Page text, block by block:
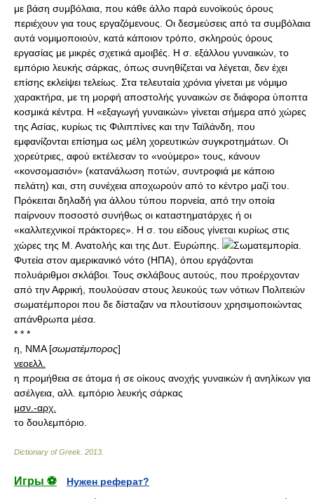
με βάση συμβόλαια, που κάθε άλλο παρά ευνοϊκούς όρους
περιέχουν για τους εργαζόμενους. Οι δεσμεύσεις από τα συμβόλαια
αυτά νομιμοποιούν, κατά κάποιον τρόπο, σκληρούς όρους
εργασίας με μικρές σχετικά αμοιβές. Η σ. εξάλλου γυναικών, το
εμπόριο λευκής σάρκας, όπως συνηθίζεται να λέγεται, δεν έχει
επίσης εκλείψει τελείως. Στα τελευταία χρόνια γίνεται με νόμιμο
χαρακτήρα, με τη μορφή αποστολής γυναικών σε διάφορα ύποπτα
κοσμικά κέντρα. Η «εξαγωγή γυναικών» γίνεται σήμερα από χώρες
της Ασίας, κυρίως τις Φιλιππίνες και την Ταϊλάνδη, που
εμφανίζονται επίσημα ως μέλη χορευτικών συγκροτημάτων. Οι
χορεύτριες, αφού εκτέλεσαν το «νούμερο» τους, κάνουν
«κονσομασιόν» (κατανάλωση ποτών, συντροφιά με κάποιο
πελάτη) και, στη συνέχεια αποχωρούν από το κέντρο μαζί του.
Πρόκειται δηλαδή για άλλου τύπου πορνεία, από την οποία
παίρνουν ποσοστό συνήθως οι καταστηματάρχες ή οι
«καλλιτεχνικοί πράκτορες». Η σ. του είδους γίνεται κυρίως στις
χώρες της Μ. Ανατολής και της Δυτ. Ευρώπης.
Σωματεμπορία.
Φυτεία στον αμερικανικό νότο (ΗΠΑ), όπου εργάζονται
πολυάριθμοι σκλάβοι. Τους σκλάβους αυτούς, που προέρχονταν
από την Αφρική, πουλούσαν στους λευκούς των νότιων Πολιτειών
σωματέμποροι που δε δίσταζαν να πλουτίσουν χρησιμοποιώντας
απάνθρωπα μέσα.
* * *
η, ΝΜΑ [σωματέμπορος]
νεοελλ.
η προμήθεια σε άτομα ή σε οίκους ανοχής γυναικών ή ανηλίκων για
ασέλγεια, αλλ. εμπόριο λευκής σάρκας
μσν.-αρχ.
το δουλεμπόριο.
Dictionary of Greek 2013
Игры ⚽
Нужен реферат?